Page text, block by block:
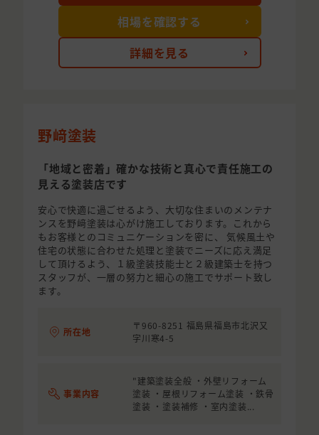
詳細を見る
相場を確認する
野﨑塗装
「地域と密着」確かな技術と真心で責任施工の
見える塗装店です
安心で快適に過ごせるよう、大切な住まいのメンテナ
ンスを野﨑塗装は心がけ施工しております。これから
もお客様とのコミュニケーションを密に、 気候風土や
住宅の状態に合わせた処理と塗装でニーズに応え満足
して頂けるよう、１級塗装技能士と２級建築士を持つ
スタッフが、一層の努力と細心の施工でサポート致し
ます。
所在地
〒960-8251 福島県福島市北沢又
字川寒4-5
事業内容
"建築塗装全般 ・外壁リフォーム
塗装 ・屋根リフォーム塗装 ・鉄骨
塗装 ・塗装補修 ・室内塗装...